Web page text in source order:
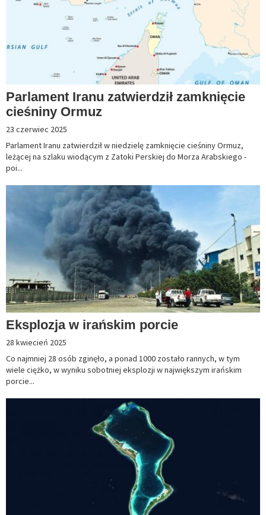
Parlament Iranu zatwierdził zamknięcie
cieśniny Ormuz
23 czerwiec 2025
Parlament Iranu zatwierdził w niedzielę zamknięcie cieśniny Ormuz,
leżącej na szlaku wiodącym z Zatoki Perskiej do Morza Arabskiego -
poi...
Eksplozja w irańskim porcie
28 kwiecień 2025
Co najmniej 28 osób zginęło, a ponad 1000 zostało rannych, w tym
wiele ciężko, w wyniku sobotniej eksplozji w największym irańskim
porcie...